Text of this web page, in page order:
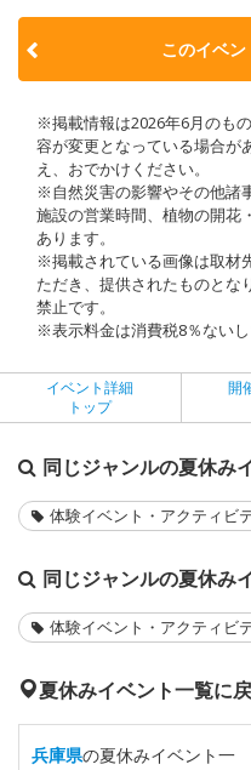
このイベ
※掲載情報は2026年6月のも
容が変更となっている場合が
え、おでかけください。
※自然災害の影響やその他諸
施設の営業時間、植物の開花
あります。
※掲載されている画像は取材
ただき、提供されたものとな
禁止です。
※表示料金は消費税8％ないし
イベント詳細
トップ
開
同じジャンルの夏休み
体験イベント・アクティビ
同じジャンルの夏休み
体験イベント・アクティビ
夏休みイベント一覧に
兵庫県の夏休みイベント一